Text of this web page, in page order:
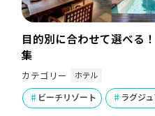
目的別に合わせて選べる
集
カテゴリー ホテル
ビーチリゾート ラグジ